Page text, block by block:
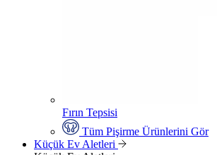
Fırın Tepsisi
Tüm Pişirme Ürünlerini Gör
Küçük Ev Aletleri